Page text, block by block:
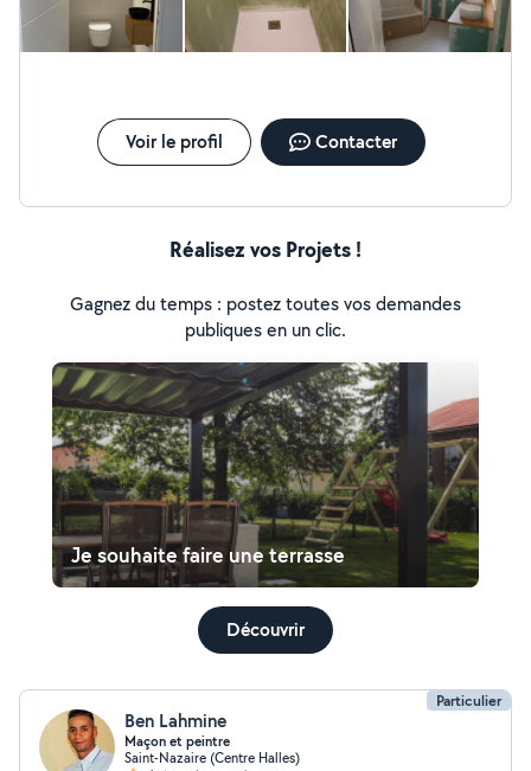
Voir le profil Contacter
Réalisez vos Projets !
Gagnez du temps : postez toutes vos demandes
publiques en un clic.
Je souhaite faire une terrasse
Découvrir
Particulier
Ben Lahmine
Maçon et peintre
Saint-Nazaire (Centre Halles)